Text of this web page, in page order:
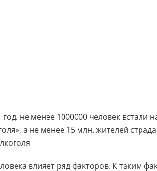
не менее 1000000 человек встали
а не менее 15 млн. жителей
влияет ряд факторов. К таким